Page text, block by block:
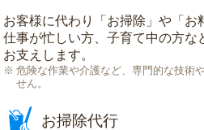
お客様に代わり「 お掃除 」や「 お
仕事が忙しい方、子育て中の方な
お支えします。
危険な作業や介護など、専門的な技術
せん。
お掃除代行